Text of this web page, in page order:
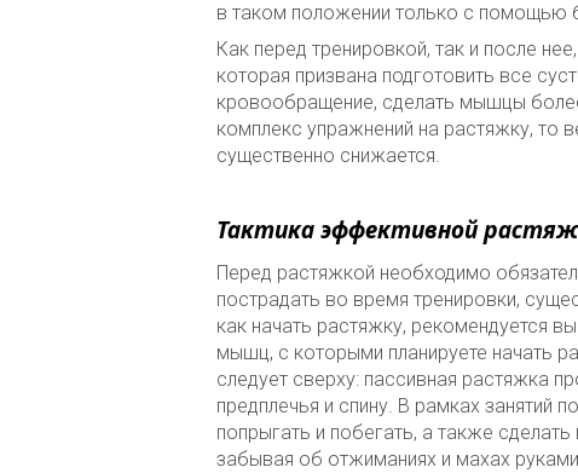
в таком положении только с помощью
Как перед тренировкой, так и после
которая призвана подготовить все
кровообращение, сделать мышцы
комплекс упражнений на растяжку, то
существенно снижается.
Тактика эффективной
Перед растяжкой необходимо
пострадать во время тренировки,
как начать растяжку, рекомендуется
мышц, с которыми планируете начать
следует сверху: пассивная растяжка
предплечья и спину. В рамках занятий
попрыгать и побегать, а также
забывая об отжиманиях и махах